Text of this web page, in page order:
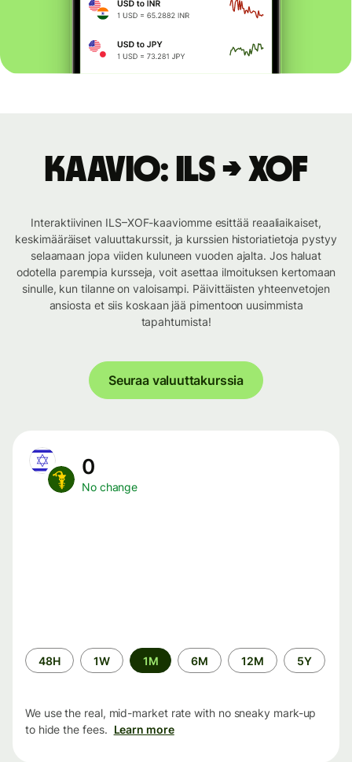
Kaavio: ILS → XOF
Interaktiivinen ILS–XOF-kaaviomme esittää reaaliaikaiset,
keskimääräiset valuuttakurssit, ja kurssien historiatietoja pystyy
selaamaan jopa viiden kuluneen vuoden ajalta. Jos haluat
odotella parempia kursseja, voit asettaa ilmoituksen kertomaan
sinulle, kun tilanne on valoisampi. Päivittäisten yhteenvetojen
ansiosta et siis koskaan jää pimentoon uusimmista
tapahtumista!
Seuraa valuuttakurssia
0
No change
Time
period
48H 1W 1M 6M 12M 5Y
We use the real, mid-market rate with no sneaky mark-up
to hide the fees. Learn more